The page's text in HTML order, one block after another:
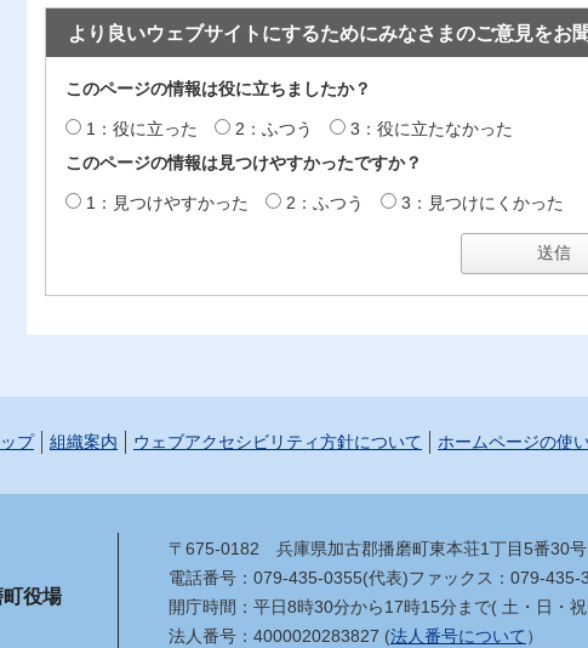
より良いウェブサイトにするためにみなさまのご意見をお
このページの情報は役に立ちましたか？
1：役に立った 2：ふつう
3：役に立たなかった
このページの情報は見つけやすかったですか？
1：見つけやすかった 2：ふつう 3：見つけにくかった
プ 組織案内 ウェブアクセシビリティ方針について ホームページの使
役場
〒675-0182 兵庫県加古郡播磨町東本荘1丁目5番30号
電話番号：079-435-0355(代表)ファックス：079-435-
開庁時間：平日8時30分から17時15分まで( 土・日・
法人番号：4000020283827 (法人番号について ）